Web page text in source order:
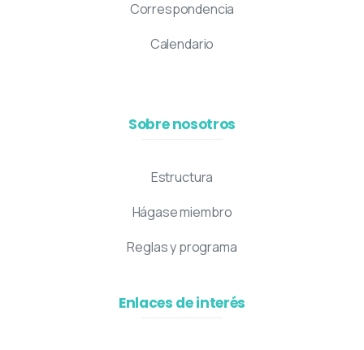
Correspondencia
Calendario
Sobre nosotros
Estructura
Hágase miembro
Reglas y programa
Enlaces de interés